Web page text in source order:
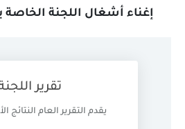
أشغال اللجنة الخاصة
تقرير اللجنة
يقدم التقرير العام النتائج الأساسية